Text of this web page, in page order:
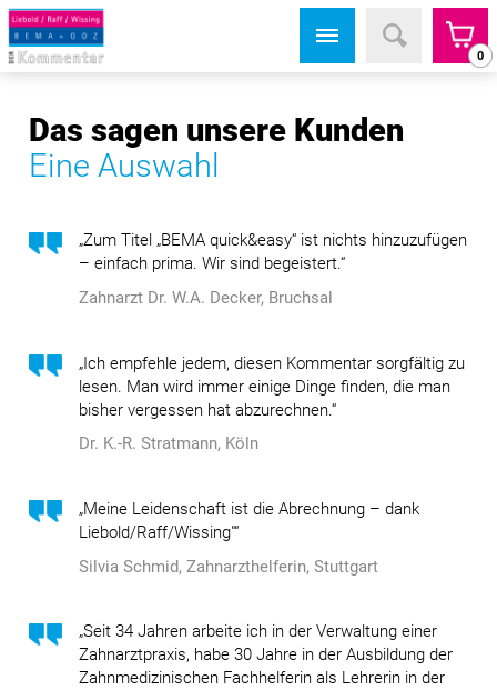
0
Das sagen unsere Kunden
Eine Auswahl
„Zum Titel „BEMA quick&easy“ ist nichts hinzuzufügen
– einfach prima. Wir sind begeistert.“
Zahnarzt Dr. W.A. Decker, Bruchsal
„Ich empfehle jedem, diesen Kommentar sorgfältig zu
lesen. Man wird immer einige Dinge finden, die man
bisher vergessen hat abzurechnen.“
Dr. K.-R. Stratmann, Köln
„Meine Leidenschaft ist die Abrechnung – dank
Liebold/Raff/Wissing"“
Silvia Schmid, Zahnarzthelferin, Stuttgart
„Seit 34 Jahren arbeite ich in der Verwaltung einer
Zahnarztpraxis, habe 30 Jahre in der Ausbildung der
Zahnmedizinischen Fachhelferin als Lehrerin in der